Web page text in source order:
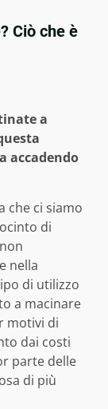
Ciò che è
a
accadendo
che ci siamo
di
nella
di utilizzo
a macinare
motivi di
dai costi
parte delle
di più